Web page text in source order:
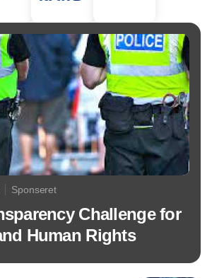
Sponseret
Challenge for
Human Rights